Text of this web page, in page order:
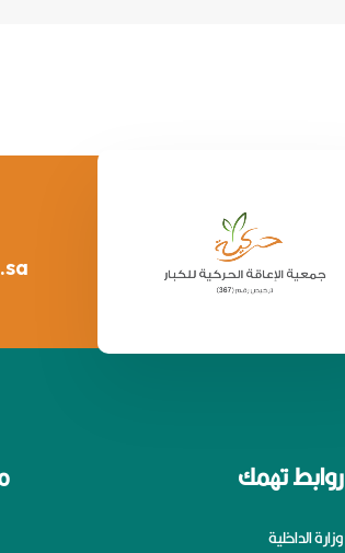
روابط تهمك
وزارة الداخلية